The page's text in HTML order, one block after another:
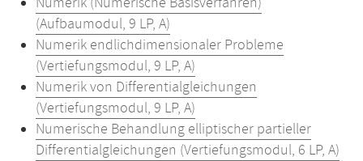
(Aufbaumodul, 9 LP, A)
Numerik endlichdimensionaler Probleme
(Vertiefungsmodul, 9 LP, A)
Numerik von Differentialgleichungen
(Vertiefungsmodul, 9 LP, A)
Numerische Behandlung elliptischer partieller
Differentialgleichungen (Vertiefungsmodul, 6 LP, A)